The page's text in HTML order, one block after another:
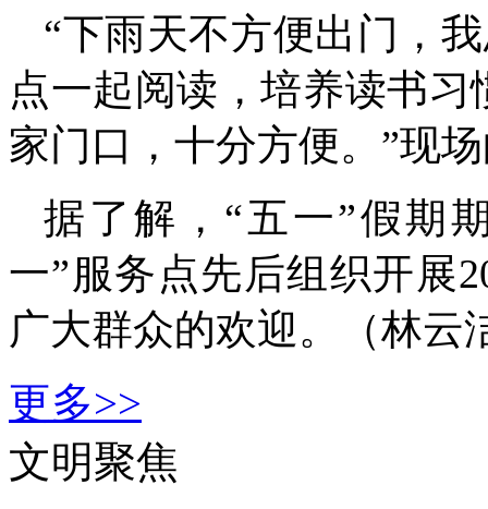
“下雨天不方便出门，
点一起阅读，培养读书
家门口，十分方便。”现
据了解，“五一”假期
一”服务点先后组织开展
广大群众的欢迎。
（林
更多>>
文明聚焦